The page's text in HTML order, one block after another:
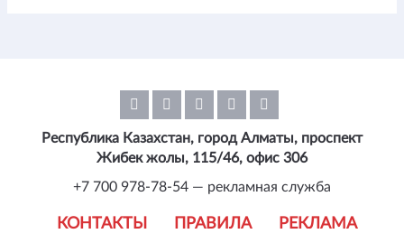
КОНТАКТЫ ПРАВИЛА РЕКЛАМА
Республика Казахстан, город Алматы, проспект
Жибек жолы, 115/46, офис 306
+7 700 978-78-54 — рекламная служба